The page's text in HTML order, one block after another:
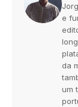
e
da
um